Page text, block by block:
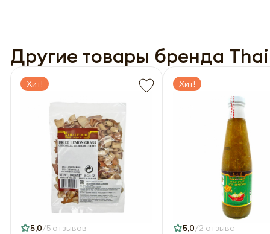
Другие товары бренда
Хит!
5,0 5 отзывов
Хит!
5,0 2 отзыва